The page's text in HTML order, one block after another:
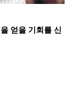
얻을 기회를 신